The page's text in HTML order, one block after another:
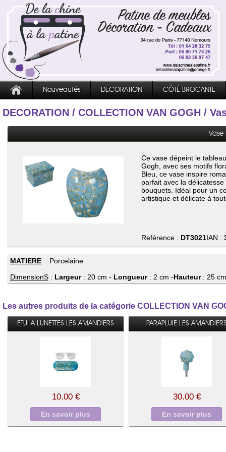
Nouveautés DECORATION CÔTÉ BROCANTE
DECORATION / COLLECTION VAN GOGH /
Vase
Ce vase dépeint le
Gogh, avec ses motifs
Bleu, ce vase inspire
parfait avec la
bouquets. Idéal pour un
artistique et délicate à
Reférence : DT3021IAN :
MATIERE : Porcelaine
DimensionS: Largeur : 20 cm - Longueur: 2 cm -Hauteur: 25 cm
Les autres produits de la catégorie COLLECTION VAN
ETUI A LUNETTES LES AMANDIERS
10.00 €
En savoir plus
PARAPLUIE LES
30.00 €
En savoir plus